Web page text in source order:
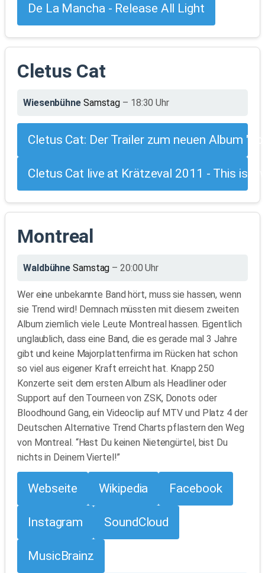
De La Mancha - Release All Light
Cletus Cat
Wiesenbühne Samstag – 18:30 Uhr
Cletus Cat: Der Trailer zum neuen Album
Cletus Cat live at Krätzeval 2011 - This is a
Montreal
Waldbühne Samstag – 20:00 Uhr
Wer eine unbekannte Band hört, muss sie hassen, wenn
sie Trend wird! Demnach müssten mit diesem zweiten
Album ziemlich viele Leute Montreal hassen. Eigentlich
unglaublich, dass eine Band, die es gerade mal 3 Jahre
gibt und keine Majorplattenfirma im Rücken hat schon
so viel aus eigener Kraft erreicht hat. Knapp 250
Konzerte seit dem ersten Album als Headliner oder
Support auf den Tourneen von ZSK, Donots oder
Bloodhound Gang, ein Videoclip auf MTV und Platz 4 der
Deutschen Alternative Trend Charts pflastern den Weg
von Montreal. “Hast Du keinen Nietengürtel, bist Du
nichts in Deinem Viertel!”
Webseite Wikipedia Facebook
Instagram SoundCloud
MusicBrainz